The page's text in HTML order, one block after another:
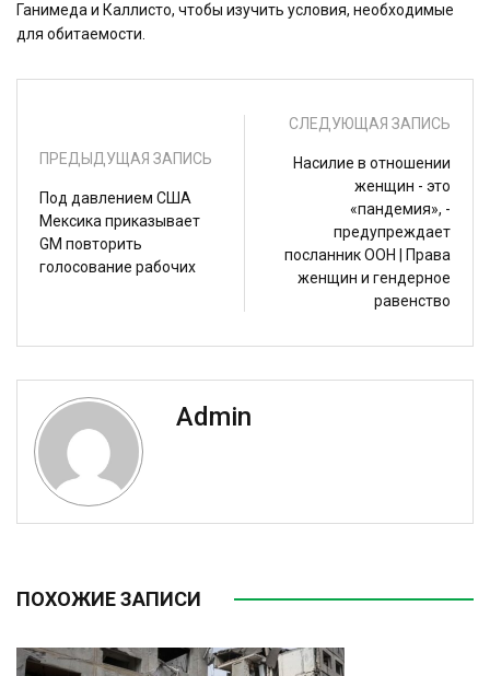
Ганимеда и Каллисто, чтобы изучить условия, необходимые
для обитаемости.
ПРЕДЫДУЩАЯ ЗАПИСЬ
Под давлением США
Мексика приказывает
GM повторить
голосование рабочих
СЛЕДУЮЩАЯ ЗАПИСЬ
Насилие в отношении
женщин - это
«пандемия», -
предупреждает
посланник ООН | Права
женщин и гендерное
равенство
Admin
ПОХОЖИЕ ЗАПИСИ